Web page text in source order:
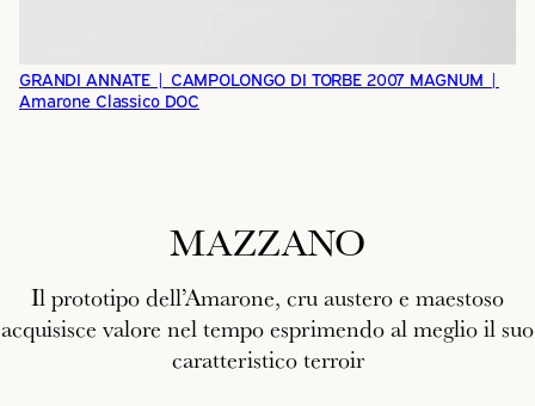
GRANDI ANNATE | CAMPOLONGO DI TORBE 2007 MAGNUM |
Amarone Classico DOC
MAZZANO
Il prototipo dell’Amarone, cru austero e maestoso
acquisisce valore nel tempo esprimendo al meglio il suo
caratteristico terroir